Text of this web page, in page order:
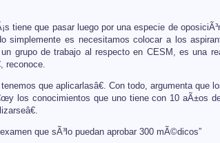
tiene que pasar luego por una especie de
simplemente es necesitamos colocar a los
grupo de trabajo al respecto en CESM, es una
reconoce.
que aplicarlasâ€. Con todo, argumenta que
los conocimientos que uno tiene con 10 aÃ±os
que sÃ³lo puedan aprobar 300 mÃ©dicos”